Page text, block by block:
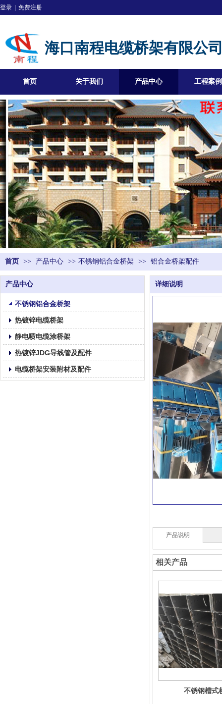
海口南程电缆桥架有限公
登录 免费注册
首页 关于我们 产品中心 工程案例
首页 >> 产品中心 >> 不锈钢铝合金桥架 >> 铝合金桥架配件
产品中心
不锈钢铝合金桥架
热镀锌电缆桥架
静电喷电缆涂桥架
热镀锌JDG导线管及配件
电缆桥架安装附材及配件
详细说明
产品说明
相关产品
不锈钢槽式